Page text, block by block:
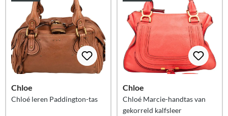
Chloe
Chloé leren Paddington-tas
Chloe
Chloé Marcie-handtas van
gekorreld kalfsleer